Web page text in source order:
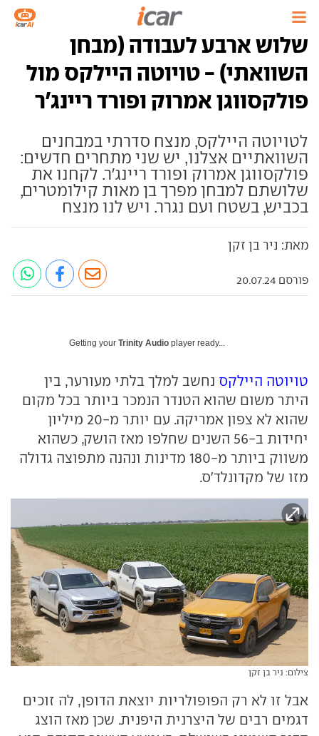
שלוש ארבע לעבודה (מבחן
השוואתי) - טויוטה היילקס מול
פולקסווגן אמרוק ופורד ריינג'ר
לטויוטה היילקס, מנצח סדרתי במבחנים
השוואתיים אצלנו, יש שני מתחרים חדשים:
פולקסווגן אמרוק ופורד ריינג'ר. לקחנו את
שלושתם למבחן מפרך בן מאות קילומטרים,
בכביש, בשטח ועם נגרר. ויש לנו מנצח
מאת: ניר בן זקן
פורסם 20.07.24
Getting your Trinity Audio player ready...
טויוטה היילקס נחשב למלך בלתי מעורער, בין
היתר משום שהוא הטנדר הנמכר ביותר בכל מקום
שהוא לא צפון אמריקה. עם יותר מ-20 מיליון
יחידות ב-56 השנים שחלפו מאז הושק, כשהוא
משווק ביותר מ-180 מדינות ונהנה מתפוצה גדולה
מזו של מקדונלד'ס.
צילום: ניר בן זקן
אבל זו לא רק הפופולריות יוצאת הדופן, לה זוכים
דגמים רבים של היצרנית היפנית. שכן מאז הוצג